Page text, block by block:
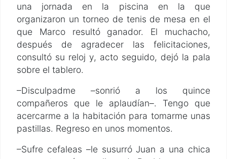
una jornada en la piscina en la que
organizaron un torneo de tenis de mesa en el
que Marco resultó ganador. El muchacho,
después de agradecer las felicitaciones,
consultó su reloj y, acto seguido, dejó la pala
sobre el tablero.
–Disculpadme –sonrió a los quince
compañeros que le aplaudían–. Tengo que
acercarme a la habitación para tomarme unas
pastillas. Regreso en unos momentos.
–Sufre cefaleas –le susurró Juan a una chica